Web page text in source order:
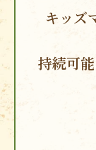
キッズ
持続可